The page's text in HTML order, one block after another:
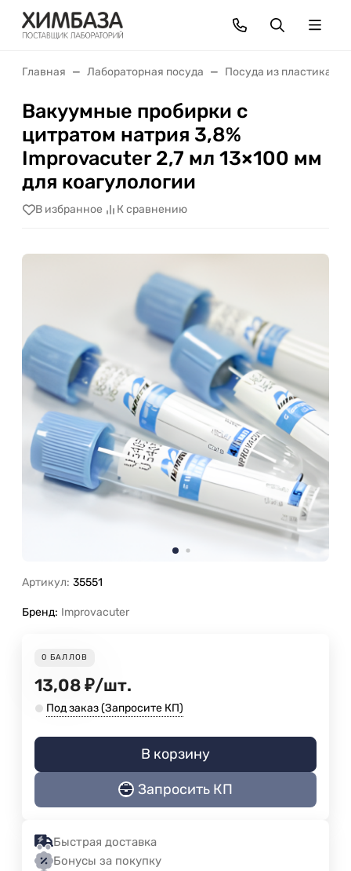
Главная Лабораторная посуда Посуда из пластика
Вакуумные пробирки с
цитратом натрия 3,8%
Improvacuter 2,7 мл 13×100 мм
для коагулологии
В избранное К сравнению
Артикул: 35551
Бренд: Improvacuter
0 БАЛЛОВ
13,08 ₽/шт.
Под заказ (Запросите КП)
В корзину
Запросить КП
Быстрая доставка
Бонусы за покупку